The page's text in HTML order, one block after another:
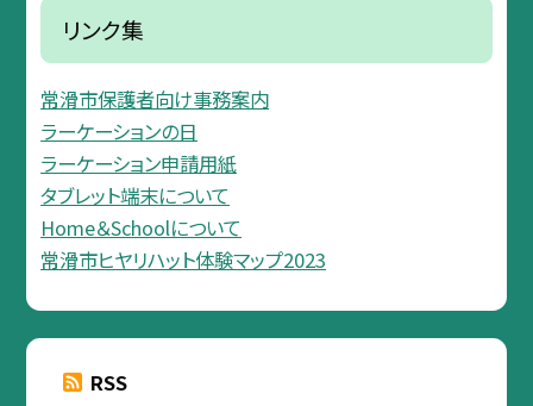
リンク集
常滑市保護者向け事務案内
ラーケーションの日
ラーケーション申請用紙
タブレット端末について
Home＆Schoolについて
常滑市ヒヤリハット体験マップ2023
RSS